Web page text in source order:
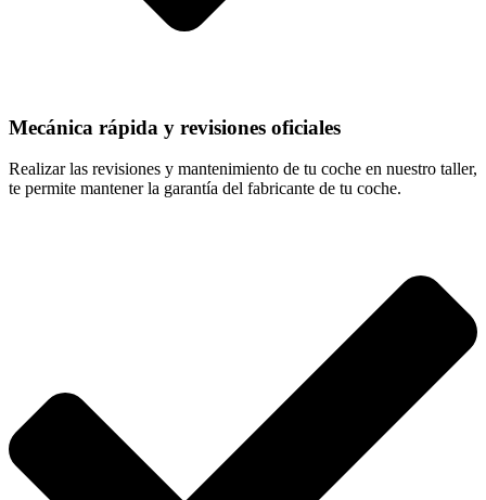
Mecánica rápida y revisiones oficiales
Realizar las revisiones y mantenimiento de tu coche en nuestro taller,
te permite mantener la garantía del fabricante de tu coche.